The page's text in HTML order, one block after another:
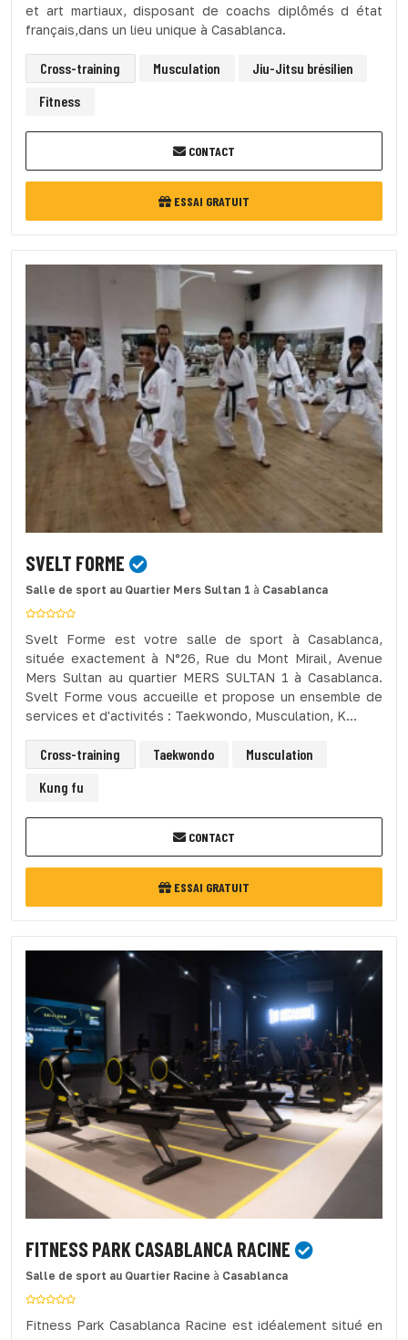
et art martiaux, disposant de coachs diplômés d état
français,dans un lieu unique à Casablanca.
Cross-training Musculation
Jiu-Jitsu brésilien
Fitness
CONTACT
ESSAI GRATUIT
SVELT FORME
Salle de sport au Quartier Mers Sultan 1 à Casablanca
Svelt Forme est votre salle de sport à Casablanca,
située exactement à N°26, Rue du Mont Mirail, Avenue
Mers Sultan au quartier MERS SULTAN 1 à Casablanca.
Svelt Forme vous accueille et propose un ensemble de
services et d'activités : Taekwondo, Musculation, K...
Cross-training Taekwondo
Musculation
Kung fu
CONTACT
ESSAI GRATUIT
FITNESS PARK CASABLANCA RACINE
Salle de sport au Quartier Racine à Casablanca
Fitness Park Casablanca Racine est idéalement situé en